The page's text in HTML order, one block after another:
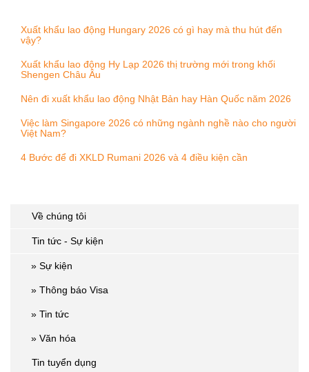
Xuất khẩu lao động Hungary 2026 có gì hay mà thu hút đến
vậy?
Xuất khẩu lao động Hy Lạp 2026 thị trường mới trong khối
Shengen Châu Âu
Nên đi xuất khẩu lao động Nhật Bản hay Hàn Quốc năm 2026
Việc làm Singapore 2026 có những ngành nghề nào cho người
Việt Nam?
4 Bước để đi XKLD Rumani 2026 và 4 điều kiện cần
Về chúng tôi
Tin tức - Sự kiện
» Sự kiện
» Thông báo Visa
» Tin tức
» Văn hóa
Tin tuyển dụng